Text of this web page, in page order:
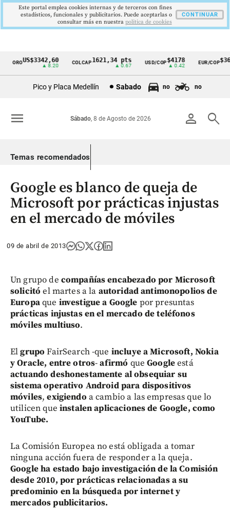
Cintillo
Colombia
OROUS$3342,60
▲ 8.20
COLCAP1621,34 pts
▲ 0.67
USD/COP$4178
▲ 0.42
EUR/COP
Pico y Placa Medellín Sabado no no
person search
Sábado, 8 de Agosto de 2026
menu
Temas recomendados
Google es blanco de queja de
Microsoft por prácticas injustas
en el mercado de móviles
09 de abril de 2013
Un grupo de compañías encabezado por Microsoft
solicitó el martes a la autoridad antimonopolios de
Europaque investigue a Google por presuntas
prácticas injustas en el mercado de teléfonos
móviles multiuso.
Elgrupo FairSearch -que incluye a Microsoft, Nokia
y Oracle, entre otros-afirmó que Googleestá
actuando deshonestamente al obsequiar su
sistema operativo Android para dispositivos
móviles, exigiendo a cambio a las empresas que lo
utilicen que instalen aplicaciones de Google, como
YouTube.
La Comisión Europea no está obligada a tomar
ninguna acción fuera de responder a la queja.
Google ha estado bajo investigación de la Comisión
desde 2010, por prácticas relacionadas a su
predominio en la búsqueda por internet y
mercados publicitarios.
Este portal emplea cookies internas y de terceros con fines
estadísticos, funcionales y publicitarios. Puede aceptarlas o
consultar más en nuestra politica de cookies
CONTINUAR